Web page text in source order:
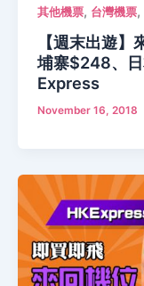
其他機票, 台灣機票,
【週末出遊
埔寨$248、
Express
November 16, 2018